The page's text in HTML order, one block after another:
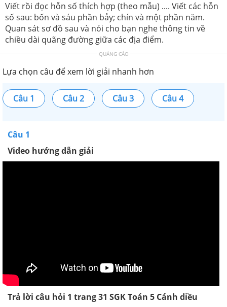
Viết rồi đọc hỗn số thích hợp (theo mẫu) .... Viết các hỗn
số sau: bốn và sáu phần bảy; chín và một phần năm.
Quan sát sơ đồ sau và nói cho bạn nghe thông tin về
chiều dài quãng đường giữa các địa điểm.
QUẢNG CÁO
Lựa chọn câu để xem lời giải nhanh hơn
Câu 1 Câu 2 Câu 3 Câu 4
Câu 1
Video hướng dẫn giải
Trả lời câu hỏi 1 trang 31 SGK Toán 5 Cánh diều